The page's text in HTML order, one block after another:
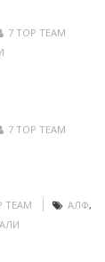
7 TOP TEAM
7 TOP TEAM
TEAM АЛФ,